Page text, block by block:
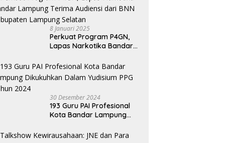
8 Januari 2025
Perkuat Program P4GN,
Lapas Narkotika Bandar
dari BNN Kabupaten
Lampung Selatan
30 Desember 2024
193 Guru PAI Profesional
Kota Bandar Lampung
Yudisium PPG Tahun 2024